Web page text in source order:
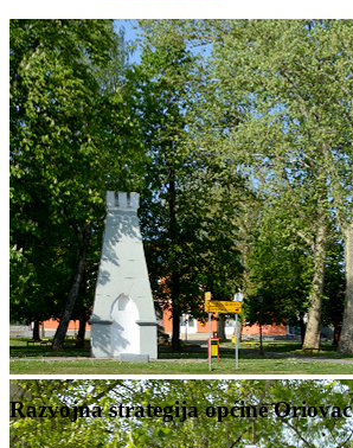
Razvojna strategija općine Oriovac